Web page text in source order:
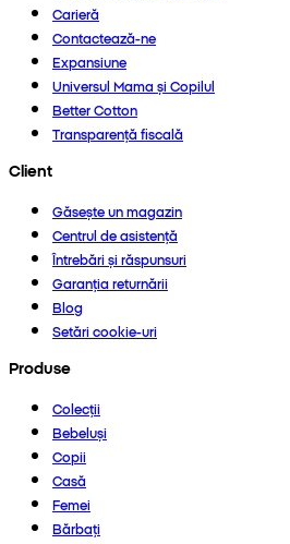
Carieră
Contactează-ne
Expansiune
Universul Mama și Copilul
Better Cotton
Transparență fiscală
Client
Găsește un magazin
Centrul de asistență
Întrebări și răspunsuri
Garanția returnării
Blog
Setări cookie-uri
Produse
Colecții
Bebeluși
Copii
Casă
Femei
Bărbați